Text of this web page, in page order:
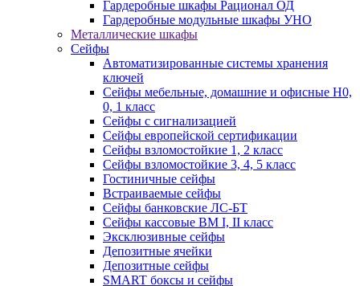
Гардеробные шкафы Рационал ОД
Гардеробные модульные шкафы УНО
Металлические шкафы
Сейфы
Автоматизированные системы хранения
ключей
Сейфы мебельные, домашние и офисные Н0,
0, 1 класс
Сейфы с сигнализацией
Сейфы европейской сертификации
Сейфы взломостойкие 1, 2 класс
Сейфы взломостойкие 3, 4, 5 класс
Гостиничные сейфы
Встраиваемые сейфы
Сейфы банковские ЛС-БТ
Сейфы кассовые ВМ I, II класс
Эксклюзивные сейфы
Депозитные ячейки
Депозитные сейфы
SMART боксы и сейфы